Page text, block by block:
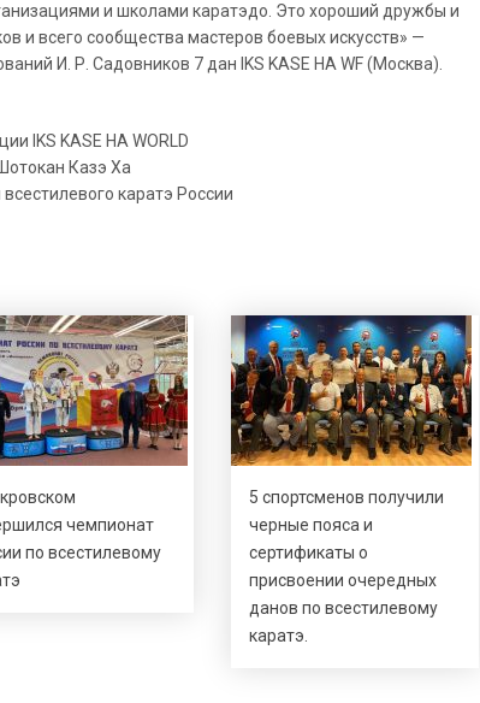
и школами каратэдо. Это хороший дружбы и
и всего сообщества мастеров боевых искусств» —
И. Р. Садовников 7 дан IKS KASE HA WF (Москва).
IKS KASE HA WORLD
Казэ Ха
каратэ России
чемпионат
по всестилевому
5 спортсменов получили
черные пояса и
сертификаты о
присвоении очередных
данов по всестилевому
каратэ.